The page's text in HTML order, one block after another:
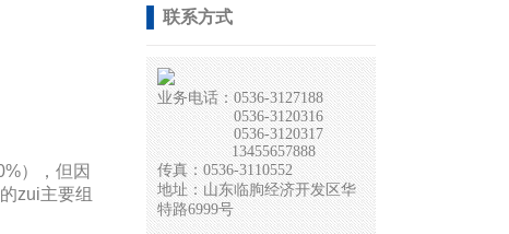
），但因
zui主要组
联系方式
业务电话：0536-3127188
0536-3120316
0536-3120317
13455657888
传真：0536-3110552
地址：山东临朐经济开发区华
特路6999号